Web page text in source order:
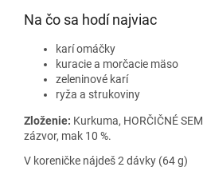
Na čo sa hodí najviac
karí omáčky
kuracie a morčacie mäso
zeleninové karí
ryža a strukoviny
Zloženie: Kurkuma, HORČIČNÉ
zázvor, mak 10 %.
V koreničke nájdeš 2 dávky (64 g)